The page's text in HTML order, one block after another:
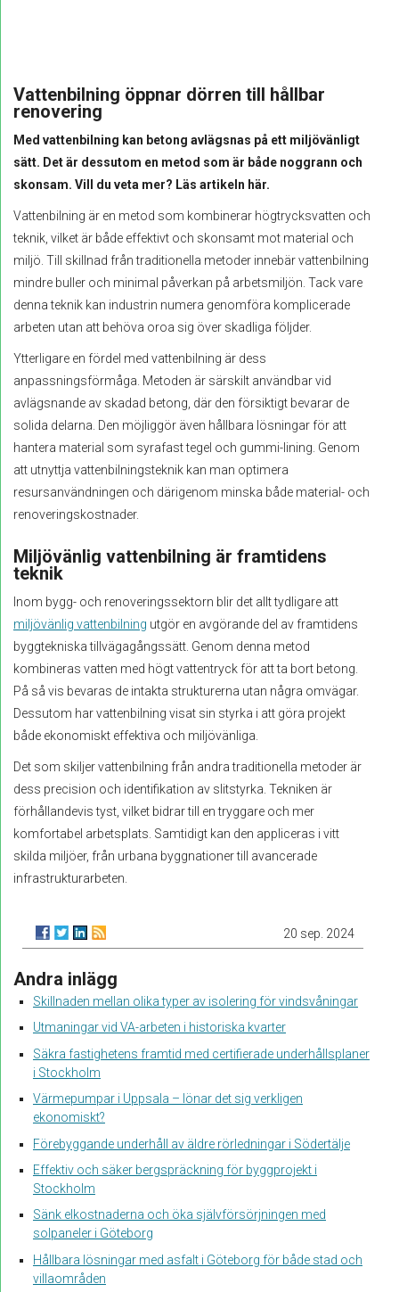
Vattenbilning öppnar dörren till hållbar
renovering
Med vattenbilning kan betong avlägsnas på ett miljövänligt
sätt. Det är dessutom en metod som är både noggrann och
skonsam. Vill du veta mer? Läs artikeln här.
Vattenbilning är en metod som kombinerar högtrycksvatten och
teknik, vilket är både effektivt och skonsamt mot material och
miljö. Till skillnad från traditionella metoder innebär vattenbilning
mindre buller och minimal påverkan på arbetsmiljön. Tack vare
denna teknik kan industrin numera genomföra komplicerade
arbeten utan att behöva oroa sig över skadliga följder.
Ytterligare en fördel med vattenbilning är dess
anpassningsförmåga. Metoden är särskilt användbar vid
avlägsnande av skadad betong, där den försiktigt bevarar de
solida delarna. Den möjliggör även hållbara lösningar för att
hantera material som syrafast tegel och gummi-lining. Genom
att utnyttja vattenbilningsteknik kan man optimera
resursanvändningen och därigenom minska både material- och
renoveringskostnader.
Miljövänlig vattenbilning är framtidens
teknik
Inom bygg- och renoveringssektorn blir det allt tydligare att
miljövänlig vattenbilning utgör en avgörande del av framtidens
byggtekniska tillvägagångssätt. Genom denna metod
kombineras vatten med högt vattentryck för att ta bort betong.
På så vis bevaras de intakta strukturerna utan några omvägar.
Dessutom har vattenbilning visat sin styrka i att göra projekt
både ekonomiskt effektiva och miljövänliga.
Det som skiljer vattenbilning från andra traditionella metoder är
dess precision och identifikation av slitstyrka. Tekniken är
förhållandevis tyst, vilket bidrar till en tryggare och mer
komfortabel arbetsplats. Samtidigt kan den appliceras i vitt
skilda miljöer, från urbana byggnationer till avancerade
infrastrukturarbeten.
20 sep. 2024
Andra inlägg
Skillnaden mellan olika typer av isolering för vindsvåningar
Utmaningar vid VA-arbeten i historiska kvarter
Säkra fastighetens framtid med certifierade underhållsplaner
i Stockholm
Värmepumpar i Uppsala – lönar det sig verkligen
ekonomiskt?
Förebyggande underhåll av äldre rörledningar i Södertälje
Effektiv och säker bergspräckning för byggprojekt i
Stockholm
Sänk elkostnaderna och öka självförsörjningen med
solpaneler i Göteborg
Hållbara lösningar med asfalt i Göteborg för både stad och
villaområden